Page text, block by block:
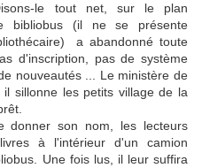
le tout net, sur le plan
bibliobus (il ne se présente
a abandonné toute
d'inscription, pas de système
nouveautés ... Le ministère de
sillonne les petits village de la
donner son nom, les lecteurs
à l'intérieur d'un camion
Une fois lus, il leur suffira